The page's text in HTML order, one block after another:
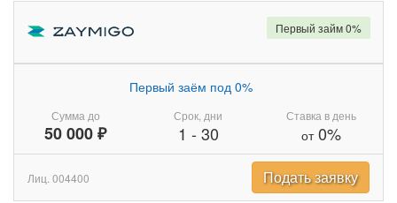
Сумма до
50 000 ₽
Первый заём под 0%
Срок, дни
1 - 30
Ставка в день
от0%
Первый займ 0%
Лиц. 004400 Подать заявку